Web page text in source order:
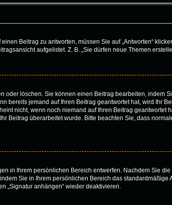
Beitrag zu antworten, müssen Sie auf „Antworten“
aufgelistet. Z. B. „Sie dürfen neue Themen
löschen. Sie können einen Beitrag bearbeiten, indem
bereits jemand auf Ihren Beitrag geantwortet hat, wird Ihr
nicht, wenn noch niemand auf Ihren Beitrag geantwortet
Beitrag überarbeitet wurde. Bitte beachten Sie, dass
in Ihrem persönlichen Bereich entwerfen. Nachdem Sie
Sie in Ihrem persönlichen Bereich das
„Signatur anhängen“ wieder deaktivieren.